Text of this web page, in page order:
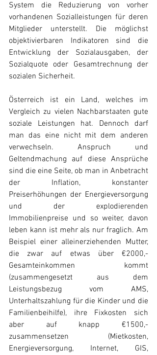
System die Reduzierung von vorher
vorhandenen Sozialleistungen für deren
Mitglieder unterstellt. Die möglichst
objektivierbaren Indikatoren sind die
Entwicklung der Sozialausgaben, der
Sozialquote oder Gesamtrechnung der
sozialen Sicherheit.
Österreich ist ein Land, welches im
Vergleich zu vielen Nachbarstaaten gute
soziale Leistungen hat. Dennoch darf
man das eine nicht mit dem anderen
verwechseln. Anspruch und
Geltendmachung auf diese Ansprüche
sind die eine Seite, ob man in Anbetracht
der Inflation, konstanter
Preiserhöhungen der Energieversorgung
und der explodierenden
Immobilienpreise und so weiter, davon
leben kann ist mehr als nur fraglich. Am
Beispiel einer alleinerziehenden Mutter,
die zwar auf etwas über €2000,-
Gesamteinkommen kommt
(zusammengesetzt aus dem
Leistungsbezug vom AMS,
Unterhaltszahlung für die Kinder und die
Familienbeihilfe), ihre Fixkosten sich
aber auf knapp €1500,-
zusammensetzen (Mietkosten,
Energieversorgung, Internet, GIS,